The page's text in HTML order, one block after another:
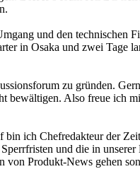
und den technischen
in Osaka und zwei Tage
zu gründen.
bewältigen. Also freue ich
bin ich Chefredakteur der
und die in
von Produkt-News gehen